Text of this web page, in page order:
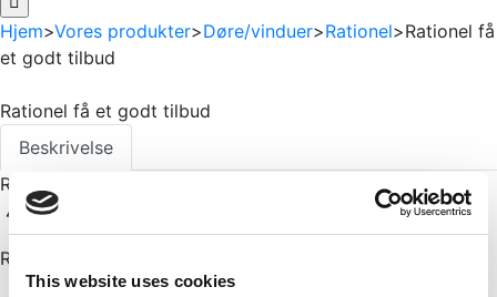
This website uses cookies
Hjem>Vores produkter>Døre/vinduer>Rationel>Rationel få
et godt tilbud
Rationel få et godt tilbud
Beskrivelse
Rationel få et godt tilbud Klik
4
GODE GRUNDE TIL AT VÆLGE
RATIONEL
Materialer i bedste kvalitet